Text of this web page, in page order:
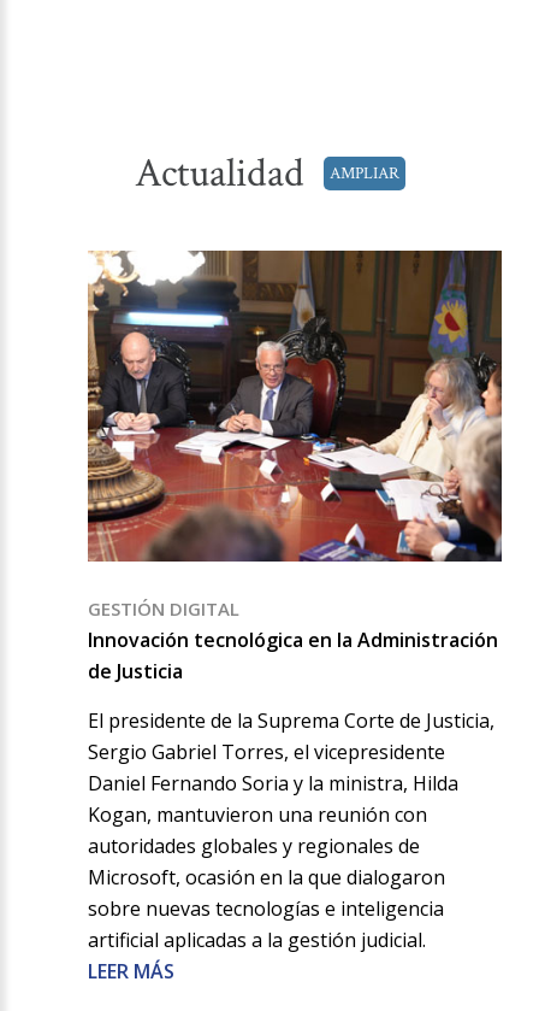
Actualidad AMPLIAR
GESTIÓN DIGITAL
Innovación tecnológica en la Administración
de Justicia
El presidente de la Suprema Corte de Justicia,
Sergio Gabriel Torres, el vicepresidente
Daniel Fernando Soria y la ministra, Hilda
Kogan, mantuvieron una reunión con
autoridades globales y regionales de
Microsoft, ocasión en la que dialogaron
sobre nuevas tecnologías e inteligencia
artificial aplicadas a la gestión judicial.
LEER MÁS